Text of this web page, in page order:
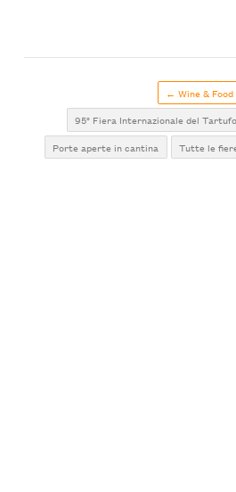
← Wine & Food
95° Fiera Internazionale del
Porte aperte in cantina
Tutte le